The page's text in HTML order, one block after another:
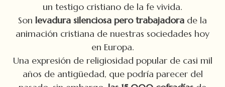
un testigo cristiano de la fe vivida.
Son levadura silenciosa pero trabajadora de la
animación cristiana de nuestras sociedades hoy
en Europa.
Una expresión de religiosidad popular de casi mil
años de antigüedad, que podría parecer del